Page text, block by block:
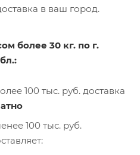
в ваш город.
более 30 кг. по г.
100 тыс. руб. доставка
100 тыс. руб.